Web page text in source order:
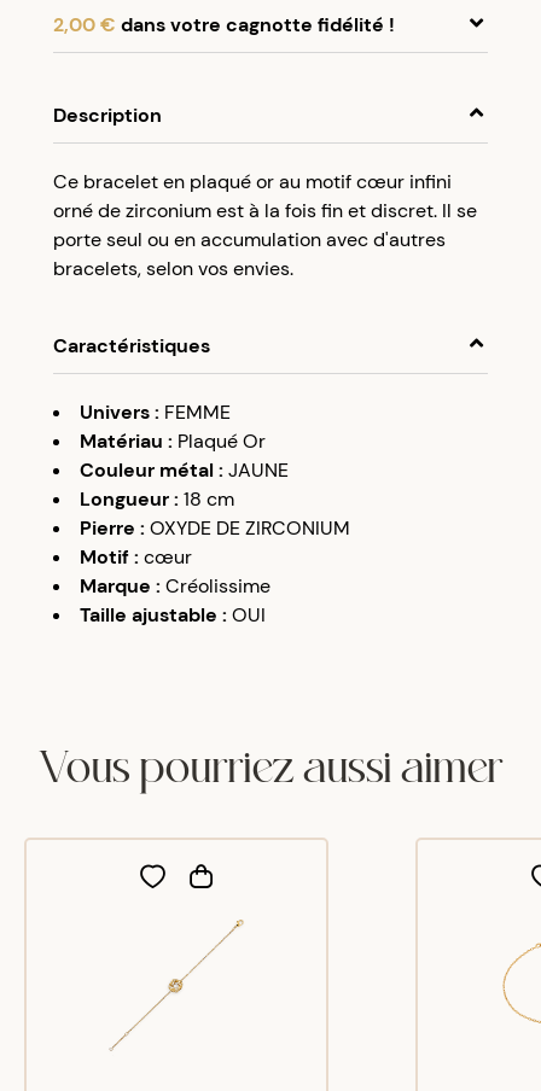
2,00 € dans votre cagnotte fidélité !
compte client et cumulez 5% de vos achats dans
votre cagnotte fidélité sans minimum d’achat.
Utilisez votre cagnotte de fidélité dès votre
prochaine commande à partir de 50€ d’achats.
Description
Ce bracelet en plaqué or au motif cœur infini
orné de zirconium est à la fois fin et discret. Il se
porte seul ou en accumulation avec d'autres
bracelets, selon vos envies.
Caractéristiques
Univers: FEMME
Matériau : Plaqué Or
Couleur métal: JAUNE
Longueur: 18 cm
Pierre : OXYDE DE ZIRCONIUM
Motif: cœur
Marque : Créolissime
Taille ajustable : OUI
Vous pourriez aussi aimer